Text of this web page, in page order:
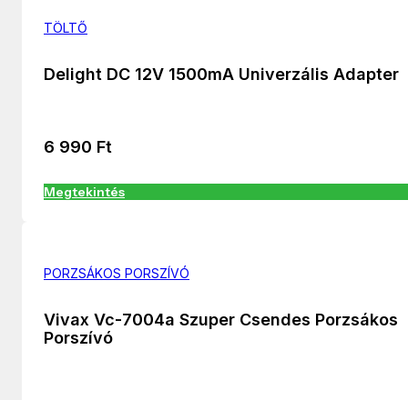
TÖLTŐ
Delight DC 12V 1500mA Univerzális Adapter
6 990 Ft
Megtekintés
PORZSÁKOS PORSZÍVÓ
Vivax Vc-7004a Szuper Csendes Porzsákos
Porszívó